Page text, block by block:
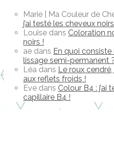
Marie | Ma Couleur de
j’ai testé les cheveux
Louise dans Coloration
noirs !
ae dans En quoi consiste
lissage semi-permanent
Léa dans Le roux
aux reflets froids !
Eve dans Colour B4 : j’ai
capillaire B4 !